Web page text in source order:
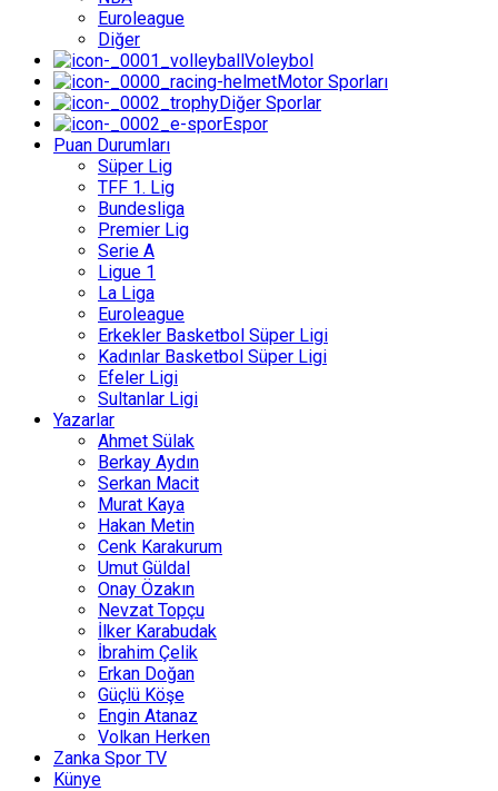
Euroleague
Diğer
Voleybol
Motor Sporları
Diğer Sporlar
Espor
Puan Durumları
Süper Lig
TFF 1. Lig
Bundesliga
Premier Lig
Serie A
Ligue 1
La Liga
Euroleague
Erkekler Basketbol Süper Ligi
Kadınlar Basketbol Süper Ligi
Efeler Ligi
Sultanlar Ligi
Yazarlar
Ahmet Sülak
Berkay Aydın
Serkan Macit
Murat Kaya
Hakan Metin
Cenk Karakurum
Umut Güldal
Onay Özakın
Nevzat Topçu
İlker Karabudak
İbrahim Çelik
Erkan Doğan
Güçlü Köşe
Engin Atanaz
Volkan Herken
Zanka Spor TV
Künye